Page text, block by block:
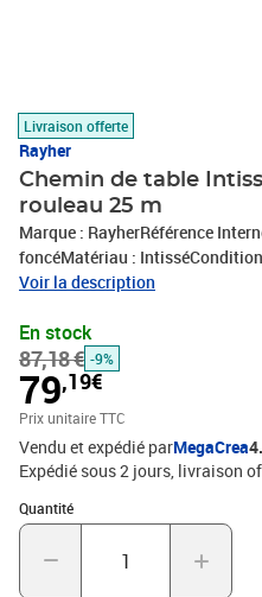
Livraison offerte
Rayher
Chemin de table
rouleau 25 m
Marque : RayherRéférence
foncéMatériau :
mFabriqué en Pays-BasExpédié
Voir la description
En stock
87,18 € -9%
79,19€
Prix unitaire TTC
Vendu et expédié parMegaCrea
Expédié sous 2 jours livraison
Quantité
Quantité : 1